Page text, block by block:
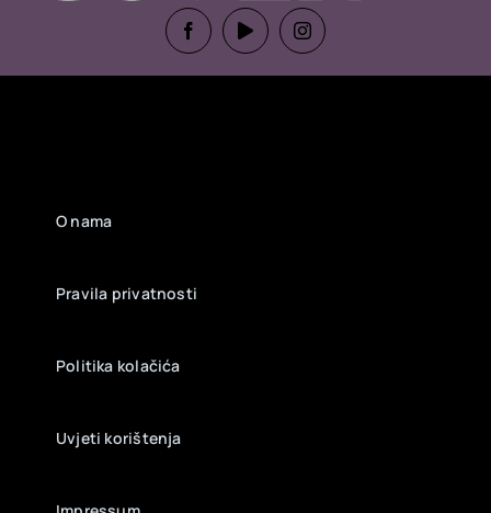
O nama
Pravila privatnosti
Politika kolačića
Uvjeti korištenja